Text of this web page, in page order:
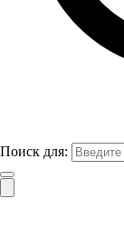
Поиск для: